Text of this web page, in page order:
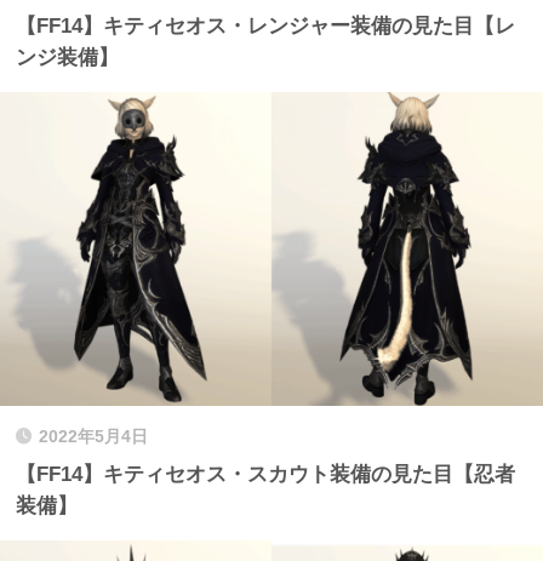
【FF14】キティセオス・レンジャー装備の見た目【レ
ンジ装備】
2022年5月4日
【FF14】キティセオス・スカウト装備の見た目【忍者
装備】